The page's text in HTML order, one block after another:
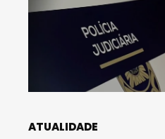
ATUALIDADE